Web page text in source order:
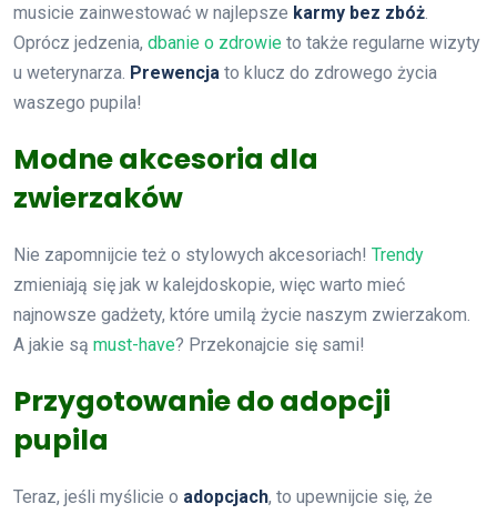
musicie zainwestować w najlepsze karmy bez zbóż
Oprócz jedzenia, dbanie o zdrowie to także regularne wizyty
u weterynarza. Prewencja to klucz do zdrowego życia
waszego pupila!
Modne akcesoria dla
zwierzaków
Nie zapomnijcie też o stylowych akcesoriach! Trendy
zmieniają się jak w kalejdoskopie, więc warto mieć
najnowsze gadżety, które umilą życie naszym zwierzakom.
A jakie są must-have? Przekonajcie się sami!
Przygotowanie do adopcji
pupila
Teraz, jeśli myślicie o adopcjach, to upewnijcie się, że